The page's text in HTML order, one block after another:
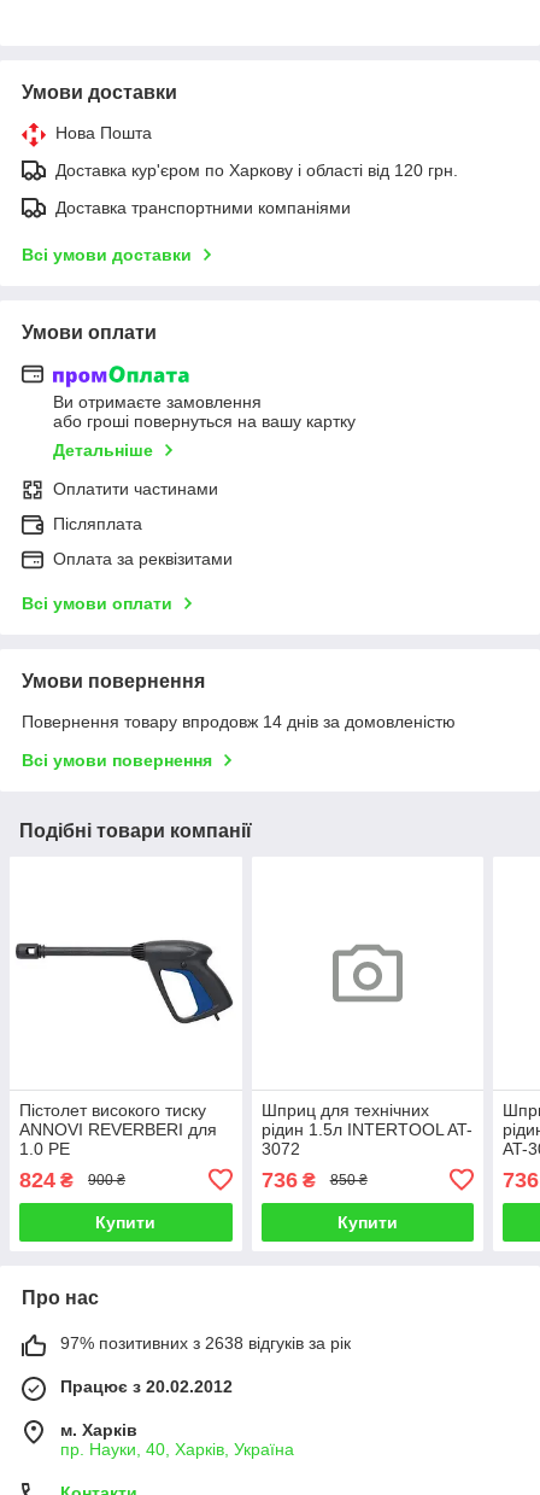
Умови доставки
Нова Пошта
Доставка кур'єром по Харкову і області від 120 грн.
Доставка транспортними компаніями
Всі умови доставки
Умови оплати
Ви отримаєте замовлення
або гроші повернуться на вашу картку
Детальніше
Оплатити частинами
Післяплата
Оплата за реквізитами
Всі умови оплати
Умови повернення
Повернення товару впродовж 14 днів за домовленістю
Всі умови повернення
Подібні товари компанії
Пістолет високого тиску
ANNOVI REVERBERI для
1.0 PE
824 ₴ 900 ₴
Купити
Шприц для технічних
рідин 1.5л INTERTOOL AT-
3072
736₴ 850 ₴
Купити
AT-
736
Про нас
97% позитивних з 2638 відгуків за рік
Працює з 20.02.2012
м. Харків
пр. Науки, 40, Харків, Україна